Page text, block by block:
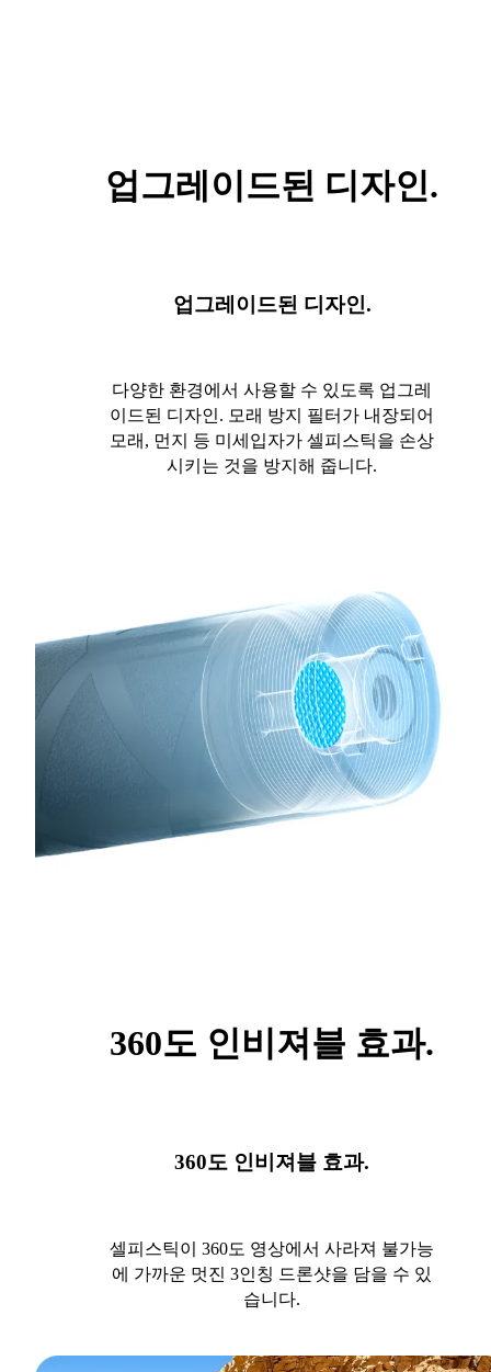
업그레이드된 디자인.
업그레이드된 디자인.
다양한 환경에서 사용할 수 있도록 업그레
이드된 디자인. 모래 방지 필터가 내장되어
모래, 먼지 등 미세입자가 셀피스틱을 손상
시키는 것을 방지해 줍니다.
360도 인비져블 효과.
360도 인비져블 효과.
셀피스틱이 360도 영상에서 사라져 불가능
에 가까운 멋진 3인칭 드론샷을 담을 수 있
습니다.